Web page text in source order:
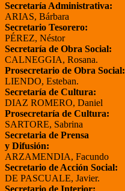
Secretaría Administrativa:
ARIAS, Bárbara
Secretario Tesorero:
PÉREZ, Néstor
Secretaría de Obra Social:
CALNEGGIA, Rosana.
Prosecretario de Obra Social:
LIENDO, Esteban.
Secretaría de Cultura:
DIAZ ROMERO, Daniel
Prosecretaría de Cultura:
SARTORE, Sabrina
Secretaria de Prensa
y Difusión:
ARZAMENDIA, Facundo
Secretario de Acción Social:
DE PASCUALE, Javier.
Secretario de Interior: